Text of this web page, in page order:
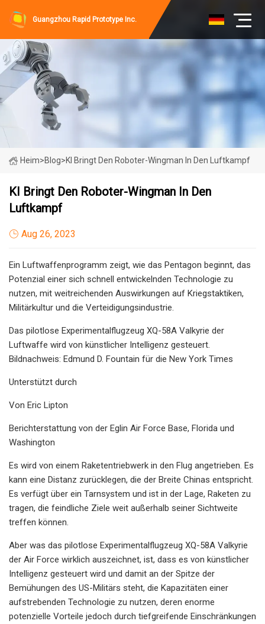
Guangzhou Rapid Prototype Inc.
Heim>Blog>KI Bringt Den Roboter-Wingman In Den Luftkampf
KI Bringt Den Roboter-Wingman In Den
Luftkampf
Aug 26, 2023
Ein Luftwaffenprogramm zeigt, wie das Pentagon beginnt, das
Potenzial einer sich schnell entwickelnden Technologie zu
nutzen, mit weitreichenden Auswirkungen auf Kriegstaktiken,
Militärkultur und die Verteidigungsindustrie.
Das pilotlose Experimentalflugzeug XQ-58A Valkyrie der
Luftwaffe wird von künstlicher Intelligenz gesteuert.
Bildnachweis: Edmund D. Fountain für die New York Times
Unterstützt durch
Von Eric Lipton
Berichterstattung von der Eglin Air Force Base, Florida und
Washington
Es wird von einem Raketentriebwerk in den Flug angetrieben. Es
kann eine Distanz zurücklegen, die der Breite Chinas entspricht.
Es verfügt über ein Tarnsystem und ist in der Lage, Raketen zu
tragen, die feindliche Ziele weit außerhalb seiner Sichtweite
treffen können.
Aber was das pilotlose Experimentalflugzeug XQ-58A Valkyrie
der Air Force wirklich auszeichnet, ist, dass es von künstlicher
Intelligenz gesteuert wird und damit an der Spitze der
Bemühungen des US-Militärs steht, die Kapazitäten einer
aufstrebenden Technologie zu nutzen, deren enorme
potenzielle Vorteile jedoch durch tiefgreifende Einschränkungen